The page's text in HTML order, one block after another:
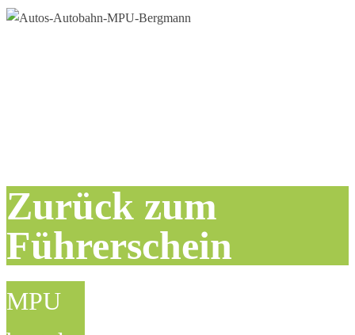
Zurück zum
Führerschein
MPU